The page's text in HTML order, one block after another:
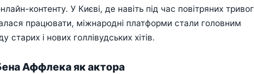
контенту. У Києві, де навіть під час повітряних тривог
працювати, міжнародні платформи стали головним
і нових голлівудських хітів.
Аффлека як актора